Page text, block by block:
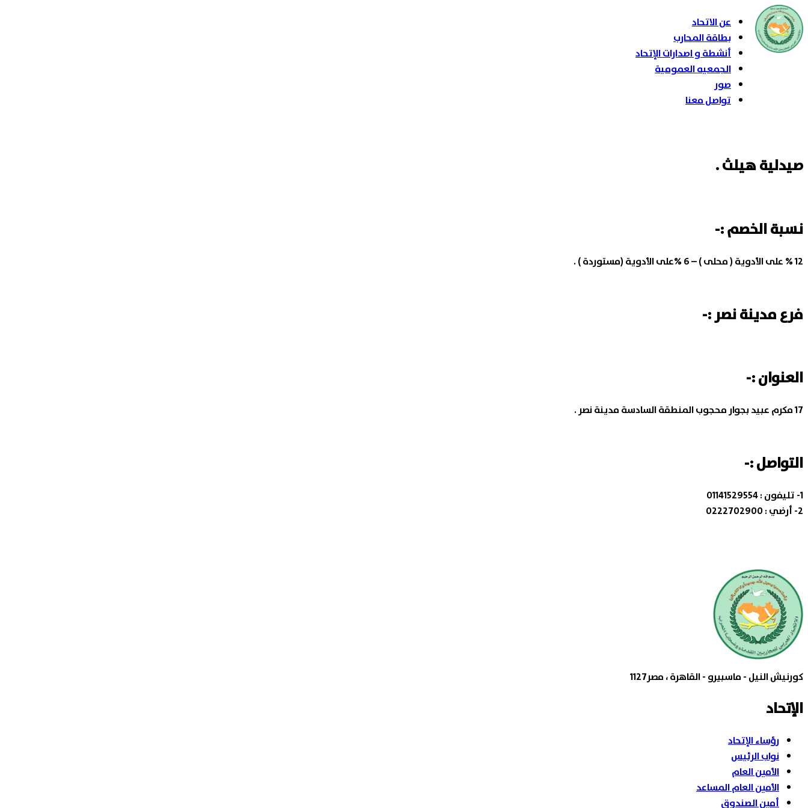
عن الاتحاد
بطاقة المحارب
أنشطة و اصدارات الإتحاد
الجمعيه العمومية
صور
تواصل معنا
صيدلية هيلث .
نسبة الخصم :-
12 % على الأدوية ( محلى ) – 6 %على الأدوية (مستوردة ) .
فرع مدينة نصر :-
العنوان :-
17 مكرم عبيد بجوار محجوب المنطقة السادسة مدينة نصر .
التواصل :-
1- تليفون :
01141529554
2- أرضي :
0222702900
كورنيش النيل - ماسبيرو - القاهرة ، مصر1127
الإتحاد
رؤساء الإتحاد
نواب الرئيس
الأمين العام
الأمين العام المساعد
أمين الصندوق